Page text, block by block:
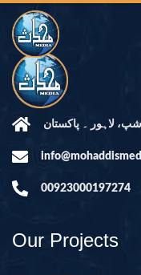
لاہور ۔ پاکستان
00923000197274
Our Projects